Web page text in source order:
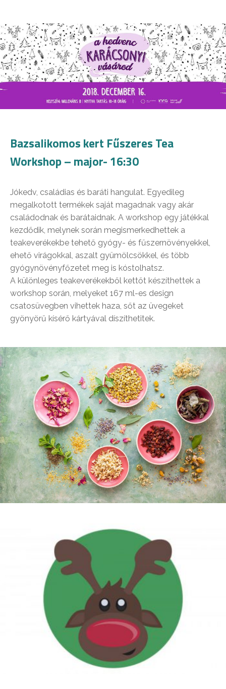
Bazsalikomos kert Fűszeres Tea
Workshop – major- 16:30
Jókedv, családias és baráti hangulat. Egyedileg
megalkotott termékek saját magadnak vagy akár
családodnak és barátaidnak. A workshop egy játékkal
kezdődik, melynek során megismerkedhettek a
teakeverékekbe tehető gyógy- és fűszernövényekkel,
ehető virágokkal, aszalt gyümölcsökkel, és több
gyógynövényfőzetet meg is kóstolhatsz.
A különleges teakeverékekből kettőt készíthettek a
workshop során, melyeket 167 ml-es design
csatosüvegben vihettek haza, sőt az üvegeket
gyönyörű kísérő kártyával díszíthetitek.